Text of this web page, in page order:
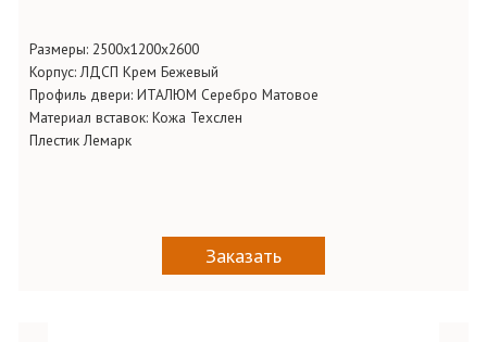
Размеры: 2500х1200х2600
Корпус: ЛДСП Крем Бежевый
Профиль двери: ИТАЛЮМ Серебро Матовое
Материал вставок: Кожа Техслен
Плестик Лемарк
Заказать